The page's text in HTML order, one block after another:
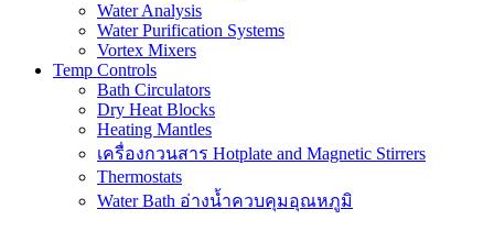
Water Analysis
Water Purification Systems
Vortex Mixers
Temp Controls
Bath Circulators
Dry Heat Blocks
Heating Mantles
เครื่องกวนสาร Hotplate and Magnetic Stirrers
Thermostats
Water Bath อ่างน้ำควบคุมอุณหภูมิ